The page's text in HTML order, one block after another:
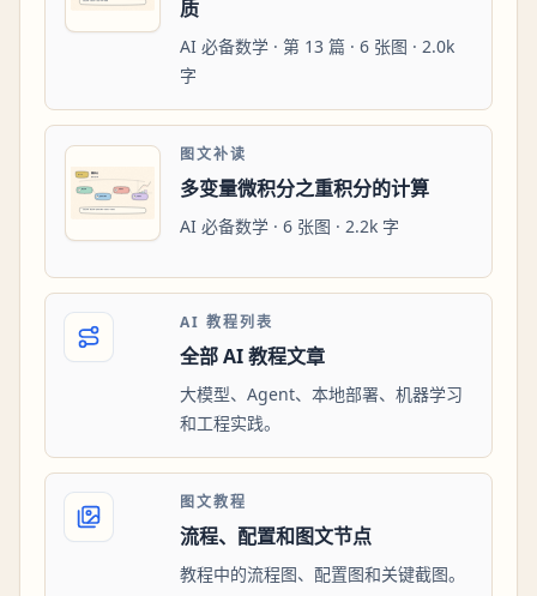
质
AI 必备数学 · 第 13 篇 · 6 张图 · 2.0k
字
图文补读
多变量微积分之重积分的计算
AI 必备数学 · 6 张图 · 2.2k 字
AI 教程列表
全部 AI 教程文章
大模型、Agent、本地部署、机器学习
和工程实践。
图文教程
流程、配置和图文节点
教程中的流程图、配置图和关键截图。